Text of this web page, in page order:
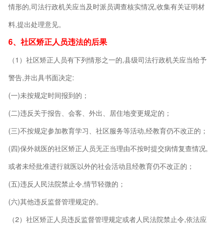
情形的,司法行政机关应当及时派员调查核实情况,收集有关证明材
料,提出处理意见。
6、社区矫正人员违法的后果
（1）社区矫正人员有下列情形之一的,县级司法行政机关应当给予
警告,并出具书面决定:
(一)未按规定时间报到的；
(二)违反关于报告、会客、外出、居住地变更规定的；
(三)不按规定参加教育学习、社区服务等活动,经教育仍不改正的；
(四)保外就医的社区矫正人员无正当理由不按时提交病情复查情况,
或者未经批准进行就医以外的社会活动且经教育仍不改正的；
(五)违反人民法院禁止令,情节轻微的；
(六)其他违反监督管理规定的。
（2）社区矫正人员违反监督管理规定或者人民法院禁止令,依法应